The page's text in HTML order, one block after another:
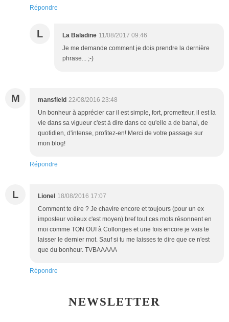
Répondre
L La Baladine 11/08/2017 09:46
Je me demande comment je dois prendre la dernière
phrase... ;-)
M mansfield 22/08/2016 23:48
Un bonheur à apprécier car il est simple, fort, prometteur, il est la
vie dans sa vigueur c'est à dire dans ce qu'elle a de banal, de
quotidien, d'intense, profitez-en! Merci de votre passage sur
mon blog!
Répondre
L Lionel 18/08/2016 17:07
Comment te dire ? Je chavire encore et toujours (pour un ex
imposteur voileux c'est moyen) bref tout ces mots résonnent en
moi comme TON OUI à Collonges et une fois encore je vais te
laisser le dernier mot. Sauf si tu me laisses te dire que ce n'est
que du bonheur. TVBAAAAA
Répondre
NEWSLETTER